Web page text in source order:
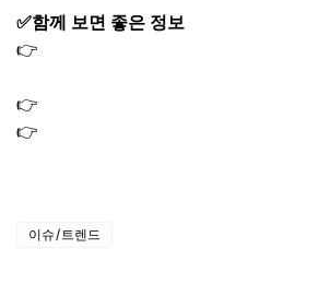
✅함께 보면 좋은 정보
👉
👉
👉
이슈/트렌드